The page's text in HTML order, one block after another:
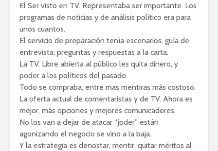
El Ser visto en TV. Representaba ser importante. Los
programas de noticias y de análisis político era para
unos cuantos.
El servicio de preparación tenía escenarios, guía de
entrevista, preguntas y respuestas a la carta.
La TV. Libre abierta al público les quita dinero, y
poder a los políticos del pasado.
Todo se compraba, entre mas mentiras más costoso.
La oferta actual de comentaristas y de TV. Ahora es
mejor, más opciones y mejores comunicadores.
No los van a dejar de atacar “joder” están
agonizando el negocio se vino a la baja.
Y la estrategia es denostar, mentir, quitar méritos al